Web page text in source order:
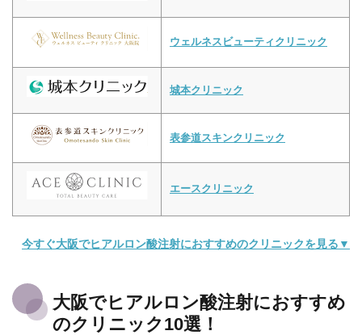
ウェルネスビューティクリニック
城本クリニック
表参道スキンクリニック
エースクリニック
今すぐ大阪でヒアルロン酸注射におすすめのクリニックを見る▼
大阪でヒアルロン酸注射におすすめ
のクリニック10選！